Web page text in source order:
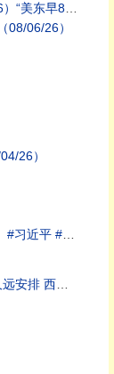
北京晚8:45”
08/06/26）
26）
平 #北戴河
08/01/26）